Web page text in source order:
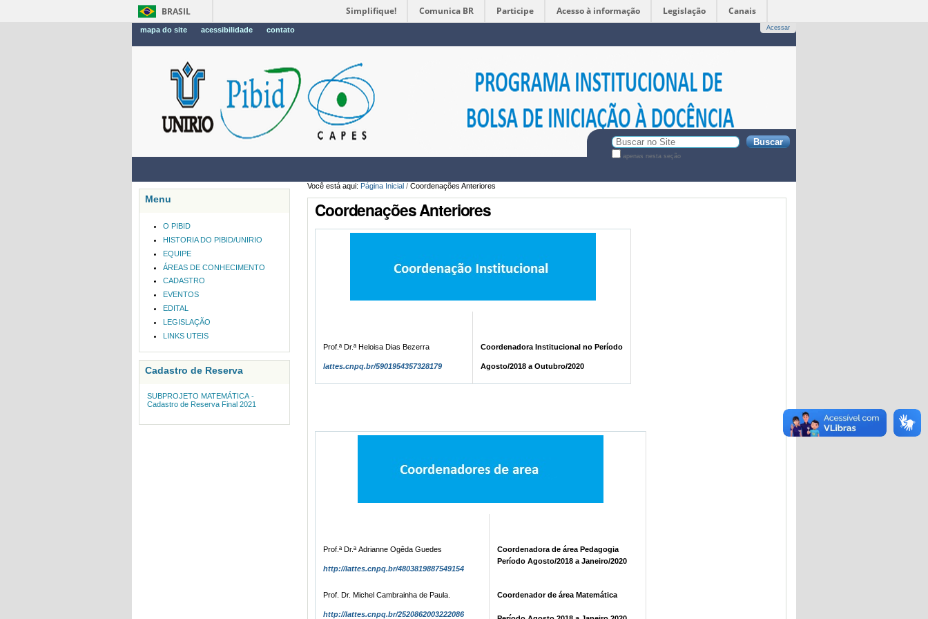
BRASIL Simplifique! Comunica BR Participe Acesso à informação Legislação Canais
mapa do site acessibilidade contato Acessar
Busca
apenas nesta seção
Você está aqui: Página Inicial /Coordenações Anteriores
Coordenações Anteriores
Prof.ª Dr.ª Heloisa Dias Bezerra
lattes.cnpq.br/5901954357328179
Coordenadora Institucional no Período
Agosto/2018 a Outubro/2020
Prof.ª Dr.ª Adrianne Ogêda Guedes
http://lattes.cnpq.br/4803819887549154
Coordenadora de área Pedagogia
Período Agosto/2018 aJaneiro/2020
Prof. Dr. Michel Cambrainha de Paula.
http://lattes.cnpq.br/2520862003222086
Coordenador de área Matemática
Menu
O PIBID
HISTORIA DO PIBID/UNIRIO
EQUIPE
ÁREAS DE CONHECIMENTO
CADASTRO
EVENTOS
EDITAL
LEGISLAÇÃO
LINKS UTEIS
Cadastro de Reserva
SUBPROJETO MATEMÁTICA -
Cadastro de Reserva Final 2021